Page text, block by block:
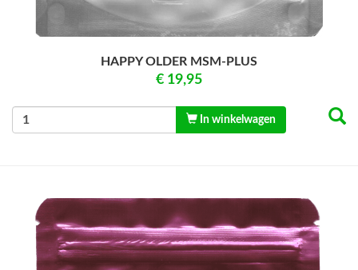
HAPPY OLDER MSM-PLUS
€ 19,95
In winkelwagen